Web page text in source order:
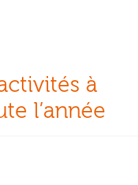
à
l’année